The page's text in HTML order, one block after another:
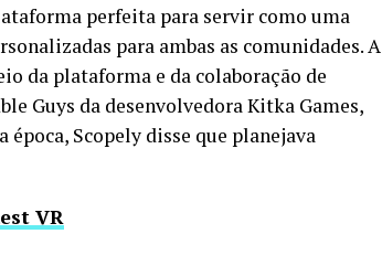
perfeita para servir como uma
para ambas as comunidades. A
da plataforma e da colaboração de
Guys da desenvolvedora Kitka Games,
Scopely disse que planejava
VR